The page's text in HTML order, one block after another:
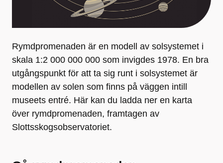
Rymdpromenaden är en modell av solsystemet i
skala 1:2 000 000 000 som invigdes 1978. En bra
utgångspunkt för att ta sig runt i solsystemet är
modellen av solen som finns på väggen intill
museets entré. Här kan du ladda ner en karta
över rymdpromenaden, framtagen av
Slottsskogsobservatoriet.